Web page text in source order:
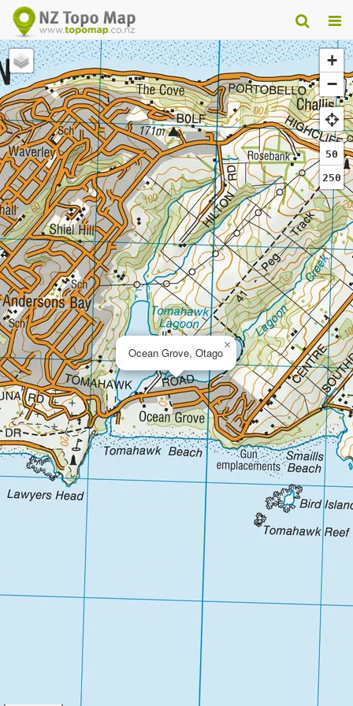
Ocean Grove, Otago
×
+
−
50
250